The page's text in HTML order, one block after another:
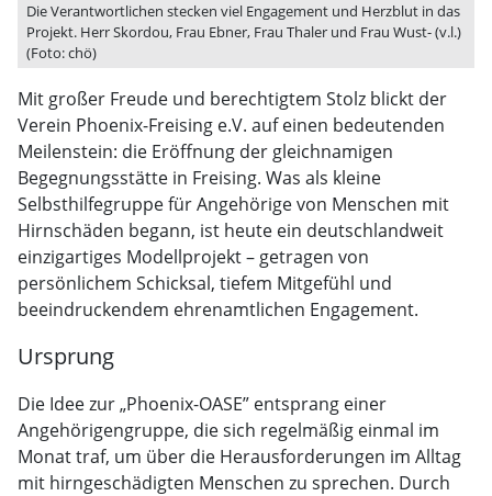
Die Verantwortlichen stecken viel Engagement und Herzblut in das
Projekt. Herr Skordou, Frau Ebner, Frau Thaler und Frau Wust- (v.l.)
(Foto: chö)
Mit großer Freude und berechtigtem Stolz blickt der
Verein Phoenix-Freising e.V. auf einen bedeutenden
Meilenstein: die Eröffnung der gleichnamigen
Begegnungsstätte in Freising. Was als kleine
Selbsthilfegruppe für Angehörige von Menschen mit
Hirnschäden begann, ist heute ein deutschlandweit
einzigartiges Modellprojekt – getragen von
persönlichem Schicksal, tiefem Mitgefühl und
beeindruckendem ehrenamtlichen Engagement.
Ursprung
Die Idee zur „Phoenix-OASE” entsprang einer
Angehörigengruppe, die sich regelmäßig einmal im
Monat traf, um über die Herausforderungen im Alltag
mit hirngeschädigten Menschen zu sprechen. Durch